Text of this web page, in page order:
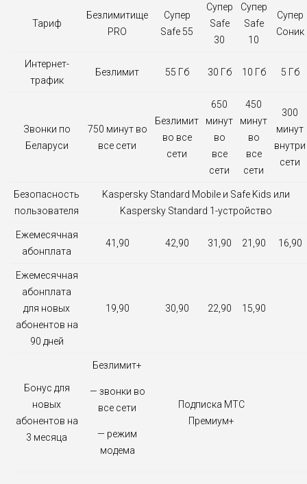
Тариф
Безлимитище
PRO
Супер
Safe 55
Супер
Safe
30
Супер
Safe
10
Супер
Соник
Интернет-
трафик
Безлимит 55 Гб 30 Гб 10 Гб 5 Гб
Звонки по
Беларуси
750 минут во
все сети
Безлимит
во все
сети
650
минут
во
все
сети
450
минут
во
все
сети
300
минут
внутри
сети
Безопасность
пользователя
Kaspersky Standard Mobile и Safe Kids или
Kaspersky Standard 1-устройство
Ежемесячная
абонплата
41,90 42,90 31,90 21,90 16,90
Ежемесячная
абонплата
для новых
абонентов на
90 дней
19,90 30,90 22,90 15,90
Бонус для
новых
абонентов на
3 месяца
Безлимит+
— звонки во
все сети
— режим
модема
Подписка МТС
Премиум+